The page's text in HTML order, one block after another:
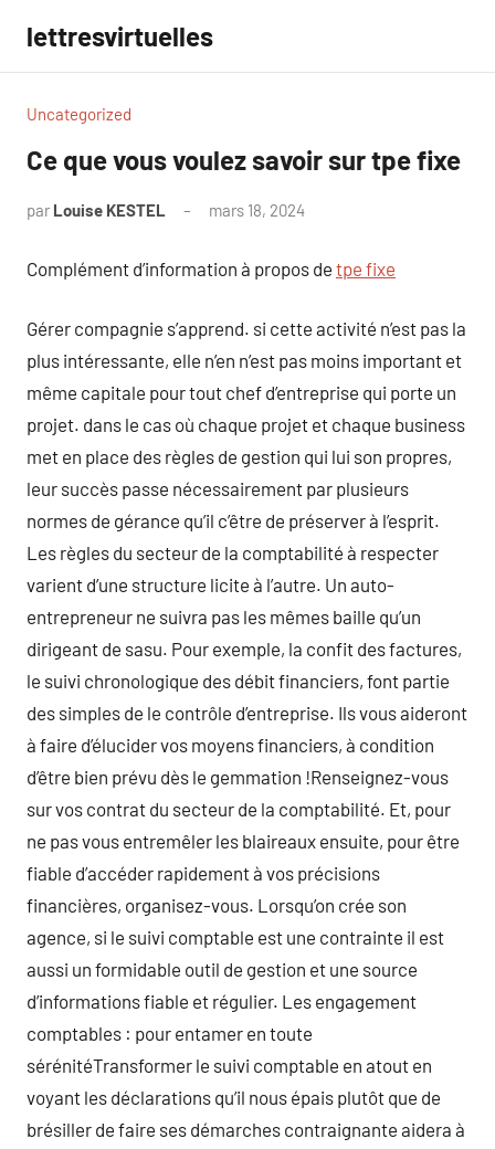
contenu
lettresvirtuelles
Uncategorized
Ce que vous voulez savoir sur tpe fixe
par Louise KESTEL mars 18, 2024
Complément d’information à propos de tpe fixe
Gérer compagnie s’apprend. si cette activité n’est pas la
plus intéressante, elle n’en n’est pas moins important et
même capitale pour tout chef d’entreprise qui porte un
projet. dans le cas où chaque projet et chaque business
met en place des règles de gestion qui lui son propres,
leur succès passe nécessairement par plusieurs
normes de gérance qu’il c’être de préserver à l’esprit.
Les règles du secteur de la comptabilité à respecter
varient d’une structure licite à l’autre. Un auto-
entrepreneur ne suivra pas les mêmes baille qu’un
dirigeant de sasu. Pour exemple, la confit des factures,
le suivi chronologique des débit financiers, font partie
des simples de le contrôle d’entreprise. Ils vous aideront
à faire d’élucider vos moyens financiers, à condition
d’être bien prévu dès le gemmation !Renseignez-vous
sur vos contrat du secteur de la comptabilité. Et, pour
ne pas vous entremêler les blaireaux ensuite, pour être
fiable d’accéder rapidement à vos précisions
financières, organisez-vous. Lorsqu’on crée son
agence, si le suivi comptable est une contrainte il est
aussi un formidable outil de gestion et une source
d’informations fiable et régulier. Les engagement
comptables : pour entamer en toute
sérénitéTransformer le suivi comptable en atout en
voyant les déclarations qu’il nous épais plutôt que de
brésiller de faire ses démarches contraignante aidera à